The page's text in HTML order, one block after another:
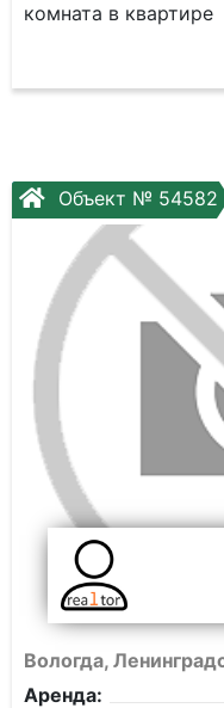
комната в квартире
Объект № 54582
Вологда,
Аренда: